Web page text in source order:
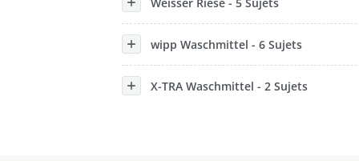
wipp Waschmittel - 6 Sujets
X-TRA Waschmittel - 2 Sujets